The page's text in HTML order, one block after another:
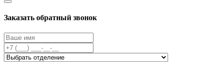
Заказать обратный звонок